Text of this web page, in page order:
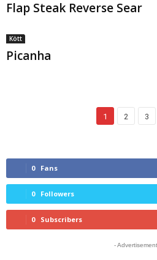
Flap Steak Reverse Sear
Kött
Picanha
1 2 3
0 Fans
0 Followers
0 Subscribers
-